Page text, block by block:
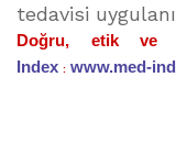
tedavisi
Doğru, etik ve
Index : www.med-